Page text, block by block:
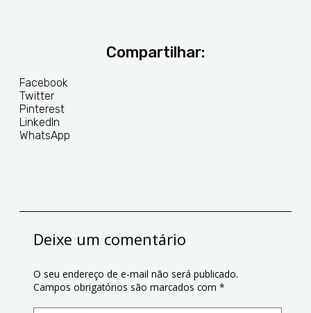
Compartilhar:
Facebook
Twitter
Pinterest
LinkedIn
WhatsApp
Deixe um comentário
O seu endereço de e-mail não será publicado.
Campos obrigatórios são marcados com *